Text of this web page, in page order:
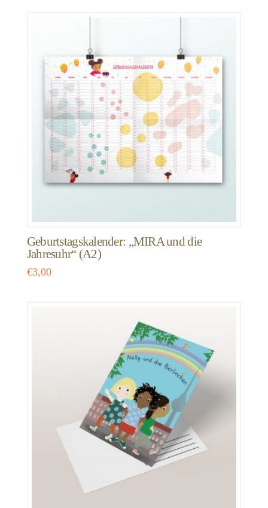
Geburtstagskalender: „MIRA und die
Jahresuhr“ (A2)
€3,00